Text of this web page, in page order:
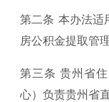
第二条 本办法适
房公积金提取管理
第三条 贵州省
心）负责贵州省